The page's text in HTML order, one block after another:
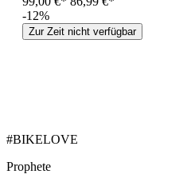
-12%
Zur Zeit nicht verfügbar
#BIKELOVE
Prophete